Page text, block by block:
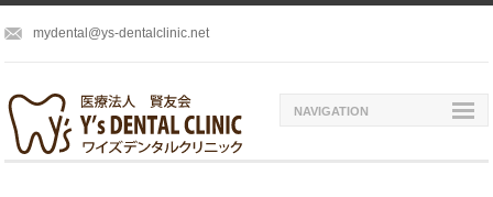
mydental@ys-dentalclinic.net
NAVIGATION